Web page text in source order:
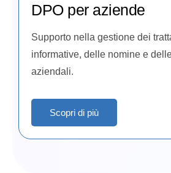
DPO per aziende
Supporto nella gestione dei
informative, delle nomine e
aziendali.
Scopri di più